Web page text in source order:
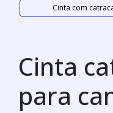
Cinta com
Cinta
para